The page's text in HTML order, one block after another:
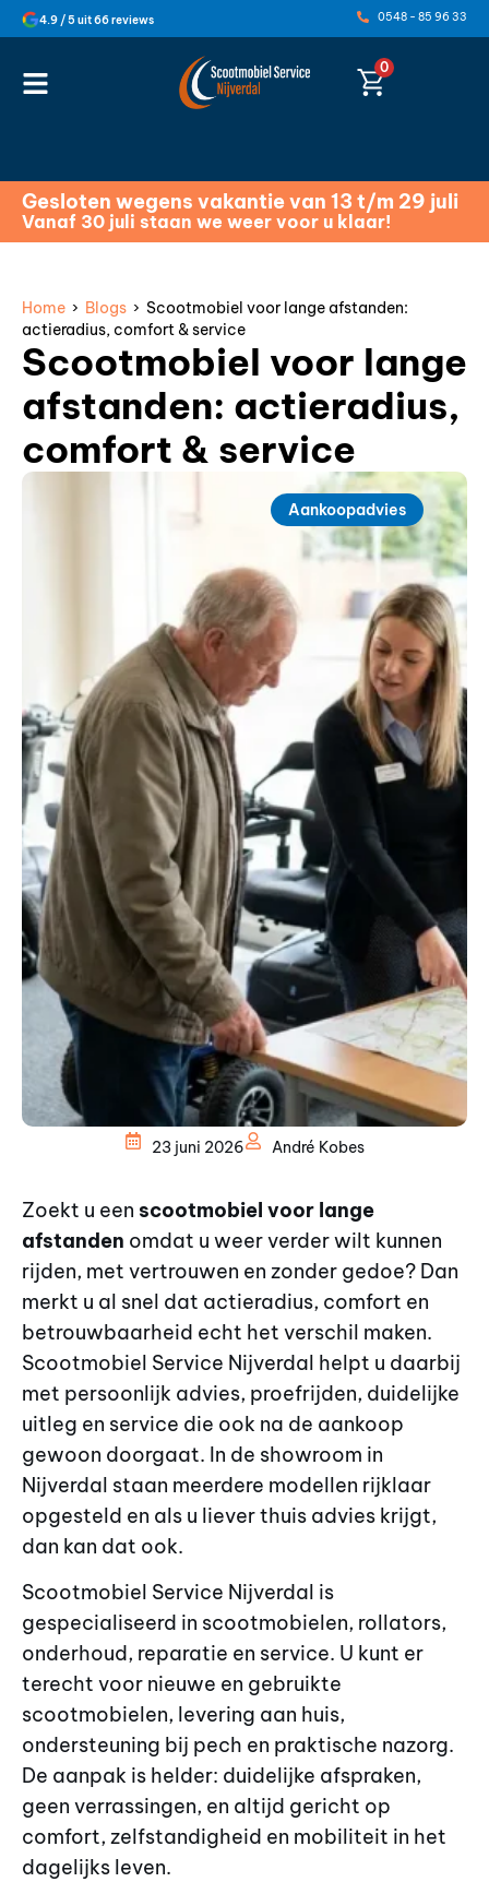
4.9 / 5 uit 66 reviews 0548 - 85 96 33
0
Gesloten wegens vakantie van 13 t/m 29 juli
Vanaf 30 juli staan we weer voor u klaar!
Home › Blogs › Scootmobiel voor lange afstanden:
actieradius, comfort & service
Scootmobiel voor lange
afstanden: actieradius,
comfort & service
Aankoopadvies
23 juni 2026 André Kobes
Zoekt u een scootmobiel voor lange
afstanden omdat u weer verder wilt kunnen
rijden, met vertrouwen en zonder gedoe? Dan
merkt u al snel dat actieradius, comfort en
betrouwbaarheid echt het verschil maken.
Scootmobiel Service Nijverdal helpt u daarbij
met persoonlijk advies, proefrijden, duidelijke
uitleg en service die ook na de aankoop
gewoon doorgaat. In de showroom in
Nijverdal staan meerdere modellen rijklaar
opgesteld en als u liever thuis advies krijgt,
dan kan dat ook.
Scootmobiel Service Nijverdal is
gespecialiseerd in scootmobielen, rollators,
onderhoud, reparatie en service. U kunt er
terecht voor nieuwe en gebruikte
scootmobielen, levering aan huis,
ondersteuning bij pech en praktische nazorg.
De aanpak is helder: duidelijke afspraken,
geen verrassingen, en altijd gericht op
comfort, zelfstandigheid en mobiliteit in het
dagelijks leven.